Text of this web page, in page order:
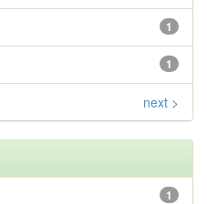
1
1
next >
1